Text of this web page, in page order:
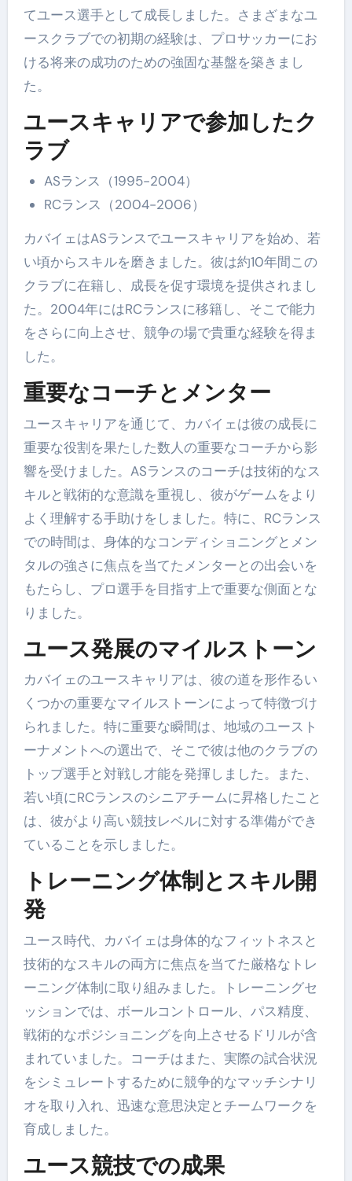
てユース選手として成長しました。さまざまなユ
ースクラブでの初期の経験は、プロサッカーにお
ける将来の成功のための強固な基盤を築きまし
た。
ユースキャリアで参加したク
ラブ
ASランス（1995-2004）
RCランス（2004-2006）
カバイェはASランスでユースキャリアを始め、若
い頃からスキルを磨きました。彼は約10年間この
クラブに在籍し、成長を促す環境を提供されまし
た。2004年にはRCランスに移籍し、そこで能力
をさらに向上させ、競争の場で貴重な経験を得ま
した。
重要なコーチとメンター
ユースキャリアを通じて、カバイェは彼の成長に
重要な役割を果たした数人の重要なコーチから影
響を受けました。ASランスのコーチは技術的なス
キルと戦術的な意識を重視し、彼がゲームをより
よく理解する手助けをしました。特に、RCランス
での時間は、身体的なコンディショニングとメン
タルの強さに焦点を当てたメンターとの出会いを
もたらし、プロ選手を目指す上で重要な側面とな
りました。
ユース発展のマイルストーン
カバイェのユースキャリアは、彼の道を形作るい
くつかの重要なマイルストーンによって特徴づけ
られました。特に重要な瞬間は、地域のユースト
ーナメントへの選出で、そこで彼は他のクラブの
トップ選手と対戦し才能を発揮しました。また、
若い頃にRCランスのシニアチームに昇格したこと
は、彼がより高い競技レベルに対する準備ができ
ていることを示しました。
トレーニング体制とスキル開
発
ユース時代、カバイェは身体的なフィットネスと
技術的なスキルの両方に焦点を当てた厳格なトレ
ーニング体制に取り組みました。トレーニングセ
ッションでは、ボールコントロール、パス精度、
戦術的なポジショニングを向上させるドリルが含
まれていました。コーチはまた、実際の試合状況
をシミュレートするために競争的なマッチシナリ
オを取り入れ、迅速な意思決定とチームワークを
育成しました。
ユース競技での成果